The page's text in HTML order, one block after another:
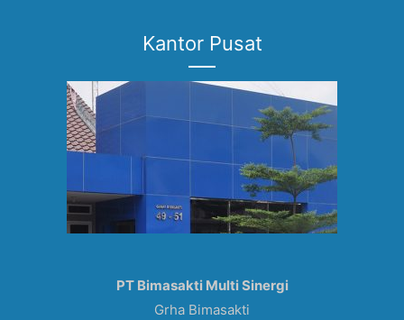
Kantor Pusat
PT Bimasakti Multi Sinergi
Grha Bimasakti